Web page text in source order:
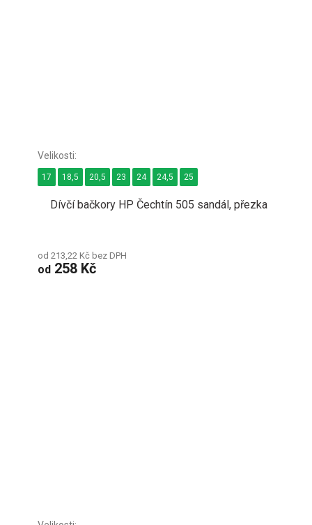
Dívčí bačkory HP Čechtín 505 sandál, přezka
od 213,22 Kč bez DPH
od 258 Kč
17 18,5 20,5 23 24 24,5 25